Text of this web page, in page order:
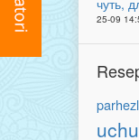
чуть,
25-09